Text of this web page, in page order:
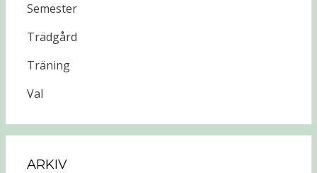
Semester
Trädgård
Träning
Val
ARKIV